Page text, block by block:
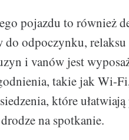
pojazdu to również
odpoczynku,
i vanów jest
takie jak Wi-
które
na spotkanie.